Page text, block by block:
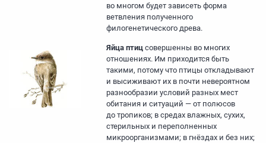
во многом будет зависеть форма
ветвления полученного
филогенетического древа.
Яйца птиц совершенны во многих
отношениях. Им приходится быть
такими, потому что птицы откладывают
и высиживают их в почти невероятном
разнообразии условий разных мест
обитания и ситуаций — от полюсов
до тропиков; в средах влажных, сухих,
стерильных и переполненных
микроорганизмами; в гнёздах и без них;